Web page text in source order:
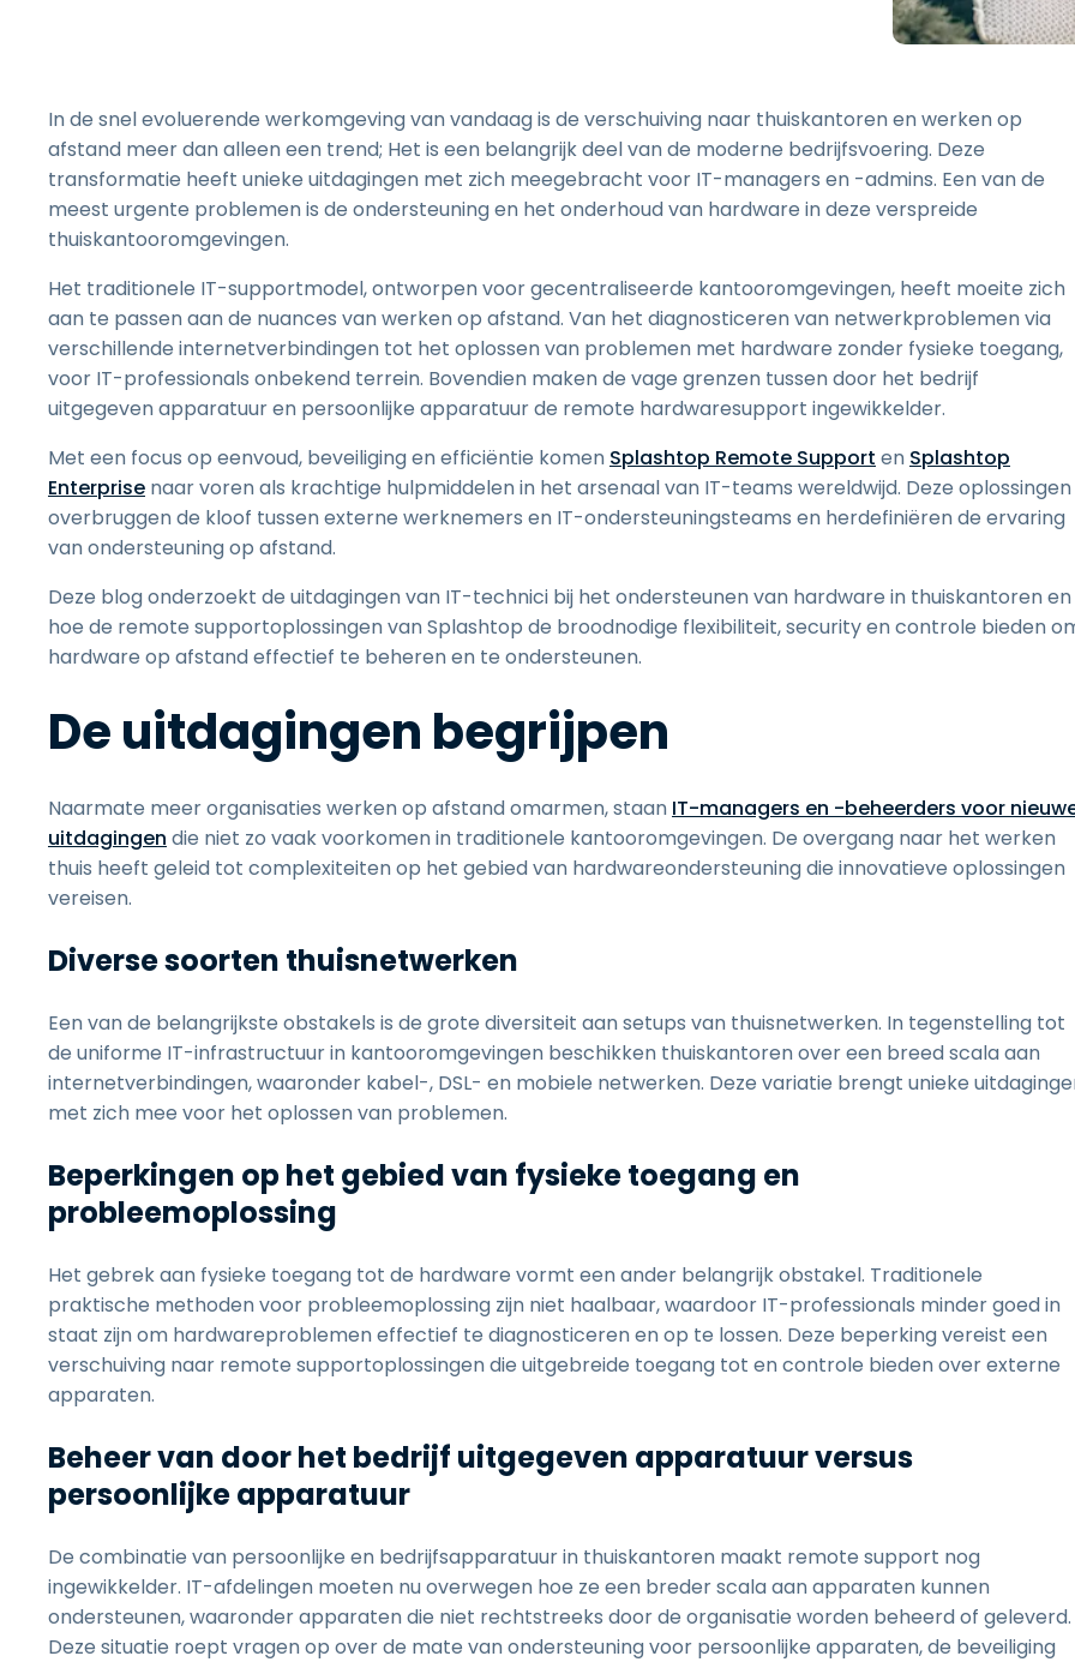
Wacom
Toegang op afstand voor
Labo's
Endpoint-beveiliging
Ontdek alle behoeften Ontdek
In de snel evoluerende werkomgeving van vandaag is de verschuiving naar thuiskantoren en werken op
afstand meer dan alleen een trend; Het is een belangrijk deel van de moderne bedrijfsvoering. Deze
transformatie heeft unieke uitdagingen met zich meegebracht voor IT-managers en -admins. Een van de
meest urgente problemen is de ondersteuning en het onderhoud van hardware in deze verspreide
thuiskantooromgevingen.
Het traditionele IT-supportmodel, ontworpen voor gecentraliseerde kantooromgevingen, heeft moeite zich
aan te passen aan de nuances van werken op afstand. Van het diagnosticeren van netwerkproblemen via
verschillende internetverbindingen tot het oplossen van problemen met hardware zonder fysieke toegang,
voor IT-professionals onbekend terrein. Bovendien maken de vage grenzen tussen door het bedrijf
uitgegeven apparatuur en persoonlijke apparatuur de remote hardwaresupport ingewikkelder.
Met een focus op eenvoud, beveiliging en efficiëntie komen Splashtop Remote Support en Splashtop
Enterprise naar voren als krachtige hulpmiddelen in het arsenaal van IT-teams wereldwijd. Deze oplossingen
overbruggen de kloof tussen externe werknemers en IT-ondersteuningsteams en herdefiniëren de ervaring
van ondersteuning op afstand.
Deze blog onderzoekt de uitdagingen van IT-technici bij het ondersteunen van hardware in thuiskantoren en
hoe de remote supportoplossingen van Splashtop de broodnodige flexibiliteit, security en controle bieden
hardware op afstand effectief te beheren en te ondersteunen.
De uitdagingen begrijpen
Naarmate meer organisaties werken op afstand omarmen, staan IT-managers en -beheerders voor
uitdagingen die niet zo vaak voorkomen in traditionele kantooromgevingen. De overgang naar het werken
thuis heeft geleid tot complexiteiten op het gebied van hardwareondersteuning die innovatieve oplossingen
vereisen.
Diverse soorten thuisnetwerken
Een van de belangrijkste obstakels is de grote diversiteit aan setups van thuisnetwerken. In tegenstelling tot
de uniforme IT-infrastructuur in kantooromgevingen beschikken thuiskantoren over een breed scala aan
internetverbindingen, waaronder kabel-, DSL- en mobiele netwerken. Deze variatie brengt unieke
met zich mee voor het oplossen van problemen.
Beperkingen op het gebied van fysieke toegang en
probleemoplossing
Het gebrek aan fysieke toegang tot de hardware vormt een ander belangrijk obstakel. Traditionele
praktische methoden voor probleemoplossing zijn niet haalbaar, waardoor IT-professionals minder goed in
staat zijn om hardwareproblemen effectief te diagnosticeren en op te lossen. Deze beperking vereist een
verschuiving naar remote supportoplossingen die uitgebreide toegang tot en controle bieden over externe
apparaten.
Beheer van door het bedrijf uitgegeven apparatuur versus
persoonlijke apparatuur
De combinatie van persoonlijke en bedrijfsapparatuur in thuiskantoren maakt remote support nog
ingewikkelder. IT-afdelingen moeten nu overwegen hoe ze een breder scala aan apparaten kunnen
ondersteunen, waaronder apparaten die niet rechtstreeks door de organisatie worden beheerd of geleverd.
Deze situatie roept vragen op over de mate van ondersteuning voor persoonlijke apparaten, de beveiliging